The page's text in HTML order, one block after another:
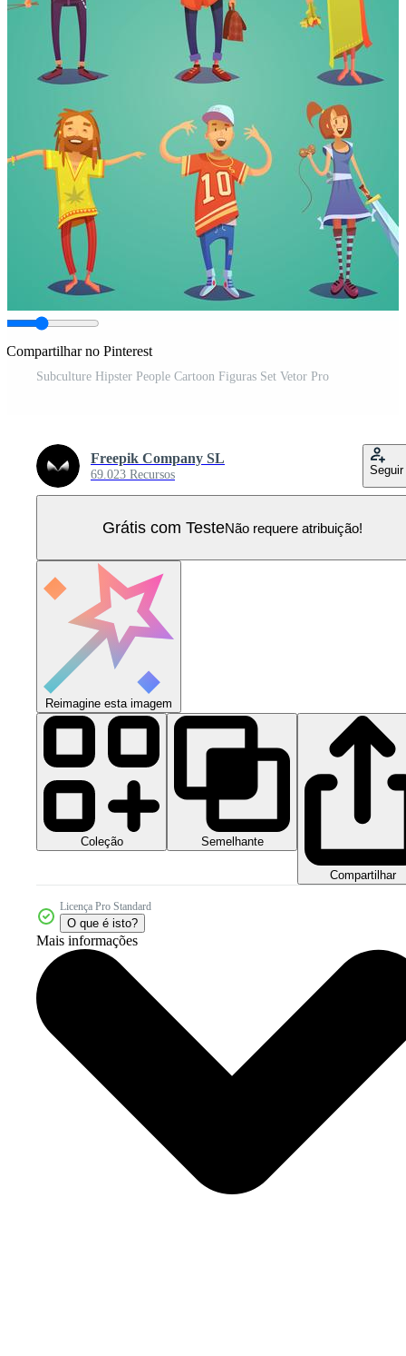
Compartilhar no Pinterest
Subculture Hipster People Cartoon Figuras Set Vetor Pro
Freepik Company SL
69.023 Recursos Seguir
Grátis com TesteNão requere atribuição!
Reimagine esta imagem
Coleção Semelhante
Compartilhar
Licença Pro Standard
O que é isto?
Mais informações